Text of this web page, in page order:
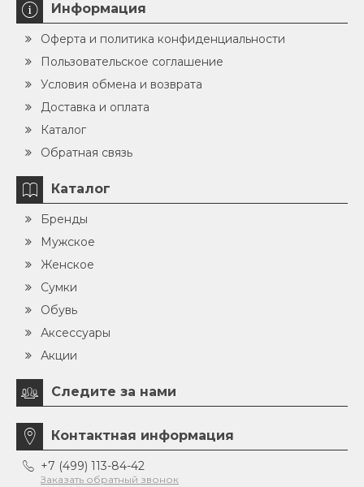
Информация
Оферта и политика конфиденциальности
Пользовательское соглашение
Условия обмена и возврата
Доставка и оплата
Каталог
Обратная связь
Каталог
Бренды
Мужское
Женское
Сумки
Обувь
Аксессуары
Акции
Следите за нами
Контактная информация
+7 (499) 113-84-42
Заказать обратный звонок